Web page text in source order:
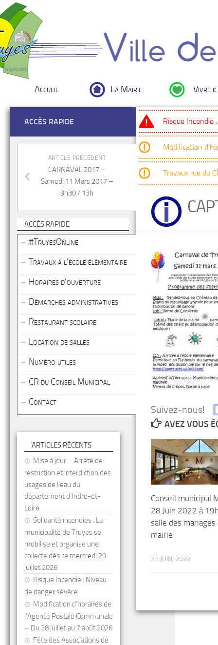
Accueil La Mairie Vivre
Risque Incendie
Modification
Travaux rue du
Suivez-nous!
AVEZ VOUS
Conseil municipal
28 Juin 2022 à
salle des mariages
mairie
23 JUIN, 2022
ACCÈS RAPIDE
ARTICLE PRÉCÉDENT
CARNAVAL 2017 –
Samedi 11 Mars 2017 –
9h30 / 13h
ACCÈS RAPIDE
#TruyesOnline
Travaux à l’école élémentaire
Horaires d’ouverture
Démarches administratives
Restaurant scolaire
Location de salles
Numéro utiles
CR du Conseil Municipal
Contact
ARTICLES RÉCENTS
Mise à jour – Arrêté de
restriction et interdiction des
usages de l’eau du
département d’Indre-et-
Loire
Solidarité incendies : La
municipalité de Truyes se
mobilise et organise une
collecte dès ce mercredi 29
juillet 2026
Risque Incendie : Niveau
de danger sévère
Modification d’horaires de
l’Agence Postale Communale
– Du 28 juillet au 7 août 2026
Fête des Associations de